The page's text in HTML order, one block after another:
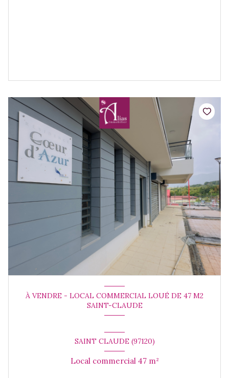
À VENDRE - LOCAL COMMERCIAL LOUÉ DE 47 M2
SAINT-CLAUDE
SAINT CLAUDE (97120)
Local commercial 47 m²